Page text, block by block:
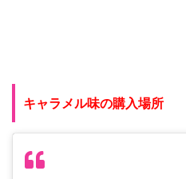
キャラメル味の購入場所